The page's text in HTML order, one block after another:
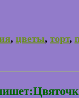
, цветы, торт,